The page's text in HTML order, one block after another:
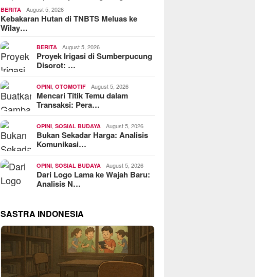
BERITA August 5, 2026
Kebakaran Hutan di TNBTS Meluas ke
Wilay…
BERITA August 5, 2026
Proyek Irigasi di Sumberpucung
Disorot: …
OPINI ,OTOMOTIF August 5, 2026
Mencari Titik Temu dalam
Transaksi: Pera…
OPINI ,SOSIAL BUDAYA August 5, 2026
Bukan Sekadar Harga: Analisis
Komunikasi…
OPINI ,SOSIAL BUDAYA August 5, 2026
Dari Logo Lama ke Wajah Baru:
Analisis N…
SASTRA INDONESIA